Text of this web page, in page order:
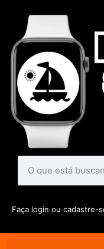
Faça login ou cadastre-